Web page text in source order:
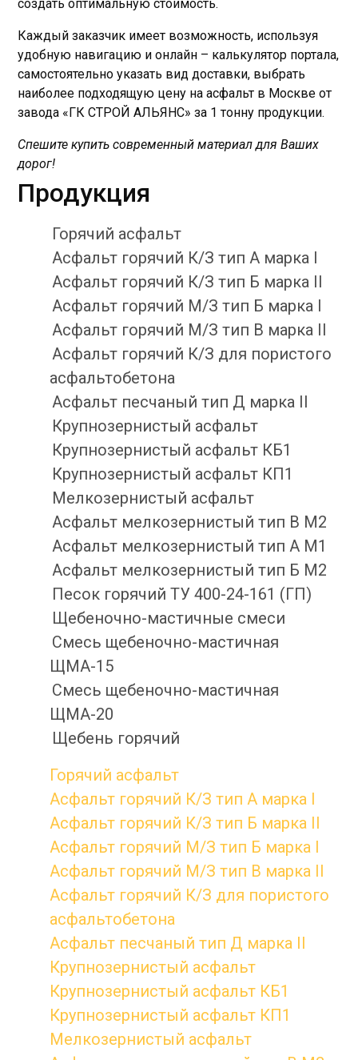
создать оптимальную стоимость.
Каждый заказчик имеет возможность, используя
удобную навигацию и онлайн – калькулятор портала,
самостоятельно указать вид доставки, выбрать
наиболее подходящую цену на асфальт в Москве от
завода «ГК СТРОЙ АЛЬЯНС» за 1 тонну продукции.
Спешите купить современный материал для Ваших
дорог!
Продукция
Горячий асфальт
Асфальт горячий К/З тип А марка I
Асфальт горячий К/З тип Б марка II
Асфальт горячий М/З тип Б марка I
Асфальт горячий М/З тип В марка II
Асфальт горячий К/З для пористого
асфальтобетона
Асфальт песчаный тип Д марка II
Крупнозернистый асфальт
Крупнозернистый асфальт КБ1
Крупнозернистый асфальт КП1
Мелкозернистый асфальт
Асфальт мелкозернистый тип B М2
Асфальт мелкозернистый тип А М1
Асфальт мелкозернистый тип Б М2
Песок горячий ТУ 400-24-161 (ГП)
Щебеночно-мастичные смеси
Смесь щебеночно-мастичная
ЩМА-15
Смесь щебеночно-мастичная
ЩМА-20
Щебень горячий
Горячий асфальт
Асфальт горячий К/З тип А марка I
Асфальт горячий К/З тип Б марка II
Асфальт горячий М/З тип Б марка I
Асфальт горячий М/З тип В марка II
Асфальт горячий К/З для пористого
асфальтобетона
Асфальт песчаный тип Д марка II
Крупнозернистый асфальт
Крупнозернистый асфальт КБ1
Крупнозернистый асфальт КП1
Мелкозернистый асфальт